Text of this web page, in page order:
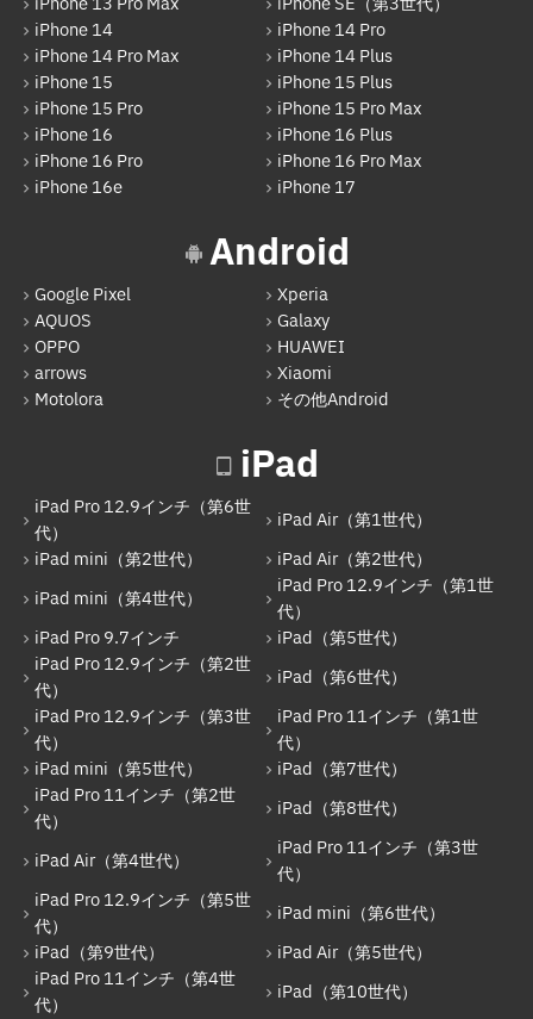
iPad
iPad Pro 12.9インチ（第6世代）
iPad Air（第1世代）
iPad mini（第2世代）
iPad mini（第4世代）
iPad Pro 12.9インチ（第1世代）
iPad（第5世代）
iPad Pro 12.9インチ（第3世代）
iPad Pro 11インチ（第1世代）
iPad mini（第5世代）
iPad（第7世代）
iPad Air（第4世代）
iPad Pro 12.9インチ（第5世代）
iPad mini（第6世代）
iPad（第9世代）
iPhone 14
iPhone 14 Pro
iPhone 14 Pro Max
iPhone 14 Plus
iPhone 15
iPhone 15 Plus
iPhone 15 Pro
iPhone 15 Pro Max
iPhone 16
iPhone 16 Plus
iPhone 16 Pro
iPhone 16 Pro Max
iPhone 16e
iPhone 17
Android
Google Pixel
Xperia
AQUOS
Galaxy
OPPO
HUAWEI
arrows
Xiaomi
Motolora
その他Android
iPad
iPad Pro 12.9インチ（第6世
代）
iPad Air（第1世代）
iPad mini（第2世代）
iPad Air（第2世代）
iPad mini（第4世代）
iPad Pro 12.9インチ（第1世
代）
iPad Pro 9.7インチ
iPad（第5世代）
iPad Pro 12.9インチ（第2世
代）
iPad（第6世代）
iPad Pro 12.9インチ（第3世
代）
iPad Pro 11インチ（第1世
代）
iPad mini（第5世代）
iPad（第7世代）
iPad Pro 11インチ（第2世
代）
iPad（第8世代）
iPad Air（第4世代）
iPad Pro 11インチ（第3世
代）
iPad Pro 12.9インチ（第5世
代）
iPad mini（第6世代）
iPad（第9世代）
iPad Air（第5世代）
iPad Pro 11インチ（第4世
代）
iPad（第10世代）